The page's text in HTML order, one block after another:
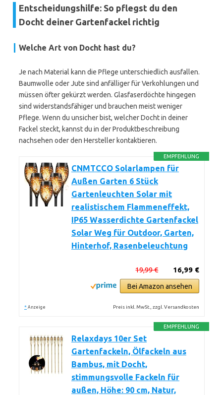
Entscheidungshilfe: So pflegst du den
Docht deiner Gartenfackel richtig
Welche Art von Docht hast du?
Je nach Material kann die Pflege unterschiedlich ausfallen.
Baumwolle oder Jute sind anfälliger für Verkohlungen und
müssen öfter gekürzt werden. Glasfaserdöchte hingegen
sind widerstandsfähiger und brauchen meist weniger
Pflege. Wenn du unsicher bist, welcher Docht in deiner
Fackel steckt, kannst du in der Produktbeschreibung
nachsehen oder den Hersteller kontaktieren.
EMPFEHLUNG
CNMTCCO Solarlampen für
Außen Garten 6 Stück
Gartenleuchten Solar mit
realistischem Flammeneffekt,
IP65 Wasserdichte Gartenfackel
Solar Weg für Outdoor, Garten,
Hinterhof, Rasenbeleuchtung
16,99 €
19,99 €
Bei Amazon ansehen
* Anzeige Preis inkl. MwSt., zzgl. Versandkosten
EMPFEHLUNG
Relaxdays 10er Set
Gartenfackeln, Ölfackeln aus
Bambus, mit Docht,
stimmungsvolle Fackeln für
außen, Höhe: 90 cm, Natur,